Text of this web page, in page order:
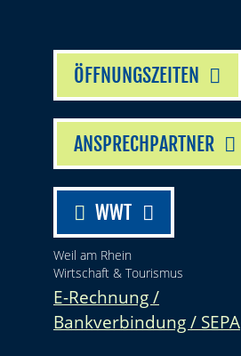
ÖFFNUNGSZEITEN
ANSPRECHPARTNER
WWT
Weil am Rhein
Wirtschaft & Tourismus
E-Rechnung /
Bankverbindung / SEPA